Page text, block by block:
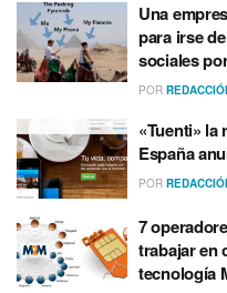
Una
para irse
sociales
POR
«Tuenti» la
España
POR
7
trabajar en
tecnologí­a